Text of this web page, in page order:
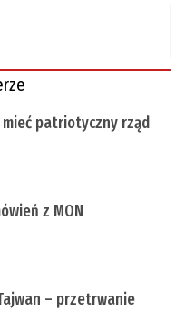
mieć patriotyczny rząd
z MON
– przetrwanie